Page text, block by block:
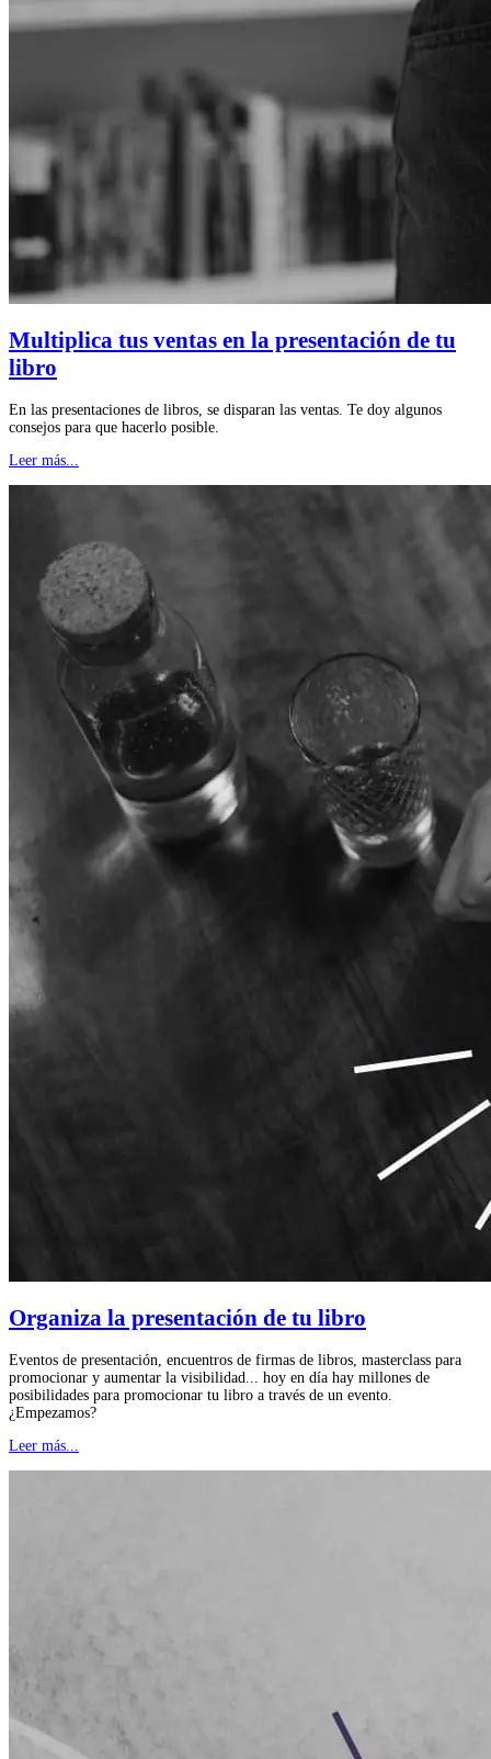
Multiplica tus ventas en la presentación de tu
libro
En las presentaciones de libros, se disparan las ventas. Te doy algunos
consejos para que hacerlo posible.
Leer más...
Organiza la presentación de tu libro
Eventos de presentación, encuentros de firmas de libros, masterclass para
promocionar y aumentar la visibilidad... hoy en día hay millones de
posibilidades para promocionar tu libro a través de un evento.
¿Empezamos?
Leer más...